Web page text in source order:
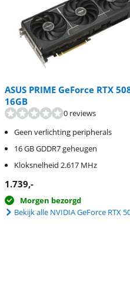
ASUS PRIME GeForce RTX
16GB
0 reviews
Geen verlichting peripherals
16 GB GDDR7 geheugen
Kloksnelheid 2.617 MHz
1.739,-
Morgen bezorgd
Bekijk alle NVIDIA GeForce RTX